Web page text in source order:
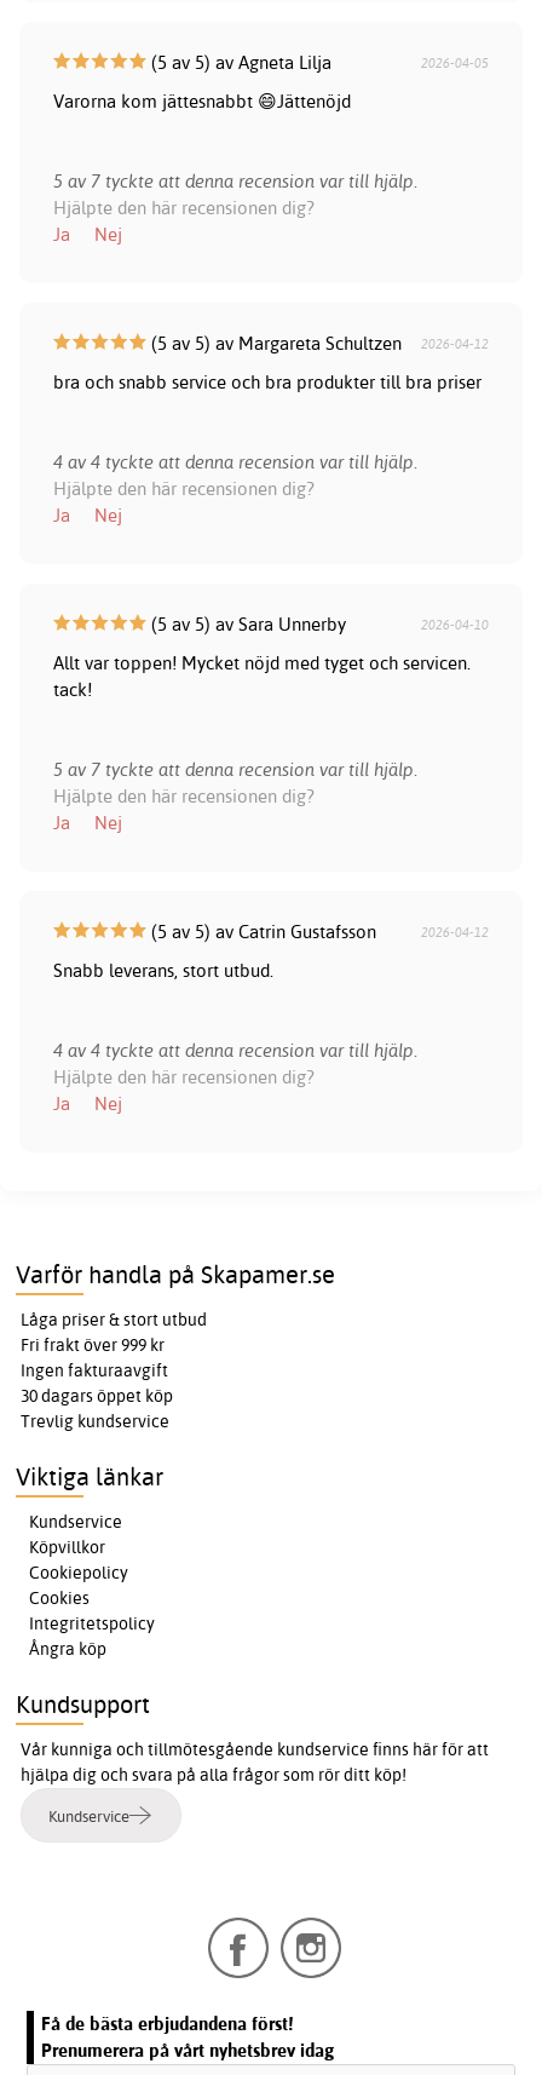
(5 av 5) av Agneta Lilja 2026-04-05
Varorna kom jättesnabbt 😄Jättenöjd
5 av 7 tyckte att denna recension var till hjälp.
Hjälpte den här recensionen dig?
Ja
Nej
(5 av 5) av Margareta Schultzen 2026-04-12
bra och snabb service och bra produkter till bra priser
4 av 4 tyckte att denna recension var till hjälp.
Hjälpte den här recensionen dig?
Ja
Nej
(5 av 5) av Sara Unnerby 2026-04-10
Allt var toppen! Mycket nöjd med tyget och servicen.
tack!
5 av 7 tyckte att denna recension var till hjälp.
Hjälpte den här recensionen dig?
Ja
Nej
(5 av 5) av Catrin Gustafsson 2026-04-12
Snabb leverans, stort utbud.
4 av 4 tyckte att denna recension var till hjälp.
Hjälpte den här recensionen dig?
Ja
Nej
Varför handla på Skapamer.se
Låga priser & stort utbud
Fri frakt över 999 kr
Ingen fakturaavgift
30 dagars öppet köp
Trevlig kundservice
Viktiga länkar
Kundservice
Köpvillkor
Cookiepolicy
Cookies
Integritetspolicy
Ångra köp
Kundsupport
Vår kunniga och tillmötesgående kundservice finns här för att
hjälpa dig och svara på alla frågor som rör ditt köp!
Kundservice
Få de bästa erbjudandena först!
Prenumerera på vårt nyhetsbrev idag